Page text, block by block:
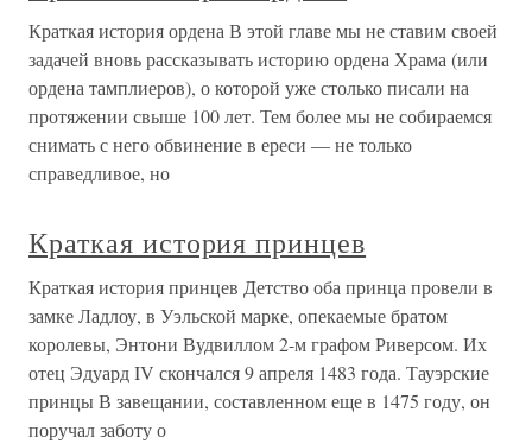
Краткая история ордена В этой главе мы не ставим своей
задачей вновь рассказывать историю ордена Храма (или
ордена тамплиеров), о которой уже столько писали на
протяжении свыше 100 лет. Тем более мы не собираемся
снимать с него обвинение в ереси — не только
справедливое, но
Краткая история принцев
Краткая история принцев Детство оба принца провели в
замке Ладлоу, в Уэльской марке, опекаемые братом
королевы, Энтони Вудвиллом 2-м графом Риверсом. Их
отец Эдуард IV скончался 9 апреля 1483 года. Тауэрские
принцы В завещании, составленном еще в 1475 году, он
поручал заботу о